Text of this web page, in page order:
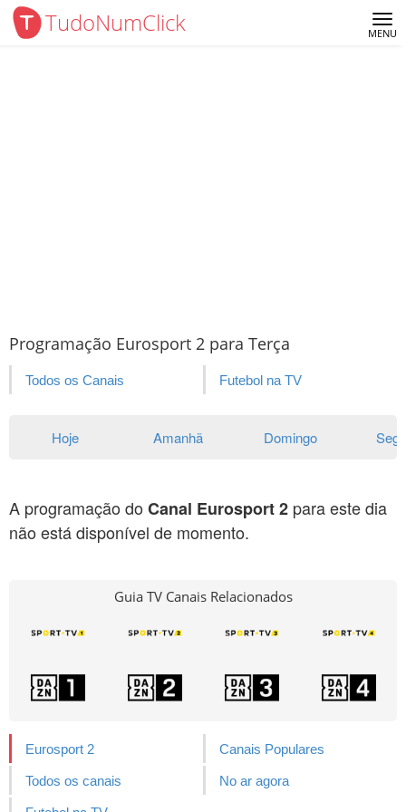
TudoNumClick MENU
Programação Eurosport 2 para Terça
Todos os Canais Futebol na TV
Hoje Amanhã Domingo
A programação do Canal Eurosport 2 para este dia
não está disponível de momento.
Guia TV Canais Relacionados
Eurosport 2 Canais Populares
Todos os canais No ar agora